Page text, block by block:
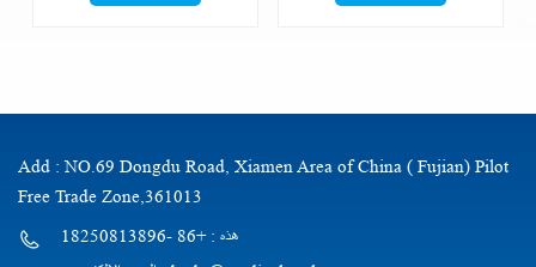
Add : NO.69 Dongdu Road, Xiamen Area of China ( Fujian) Pilot
Free Trade Zone,361013
هذه : +86 -18250813896